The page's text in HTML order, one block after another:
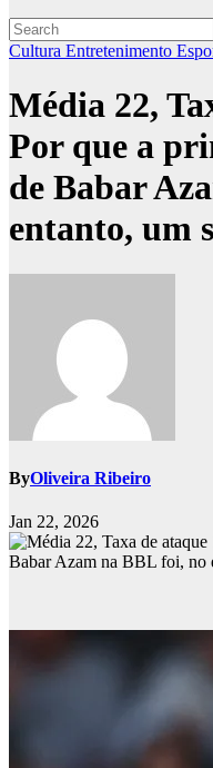
Cultura Entretenimento
Média 22,
Por que a
de Babar
entanto, um
ByOliveira Ribeiro
Jan 22, 2026